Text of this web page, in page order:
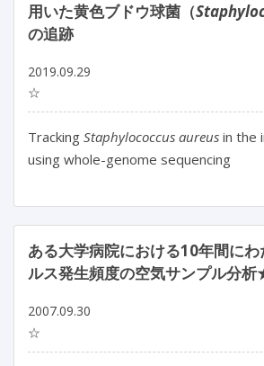
用いた黄色ブドウ球菌（
の追跡
2019.09.29
☆
Tracking Staphylococcus aureus in the
using whole-genome sequencing
ある大学病院における10年間に
ルス発生頻度の空気サンプル分
2007.09.30
☆